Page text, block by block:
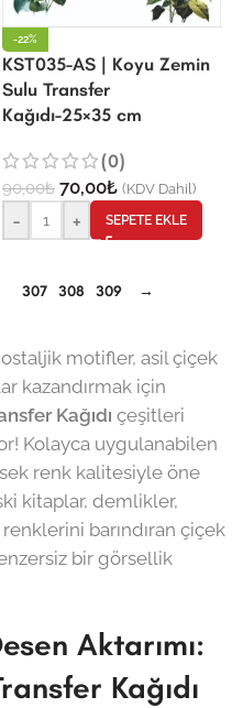
-22%
KST035-AS | Koyu Zemin
Sulu Transfer
Kağıdı-25×35 cm
(0)
90,00₺ 70,00₺ (KDV Dahil)
- + SEPETE EKLE
307 308 309 →
motifler, asil çiçek
kazandırmak için
Kağıdı çeşitleri
Kolayca uygulanabilen
renk kalitesiyle öne
kitaplar, demlikler,
barındıran çiçek
bir görsellik
Aktarımı:
Kağıdı